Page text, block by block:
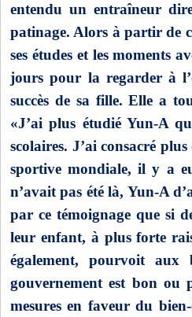
entendu un entraîneur
patinage. Alors à partir de
ses études et les moments
jours pour la regarder à
succès de sa fille. Elle a
«J’ai plus étudié Yun-A
scolaires. J’ai consacré
sportive mondiale, il y a
n’avait pas été là, Yun-A
par ce témoignage que si
leur enfant, à plus forte
également, pourvoit aux
gouvernement est bon ou
mesures en faveur du